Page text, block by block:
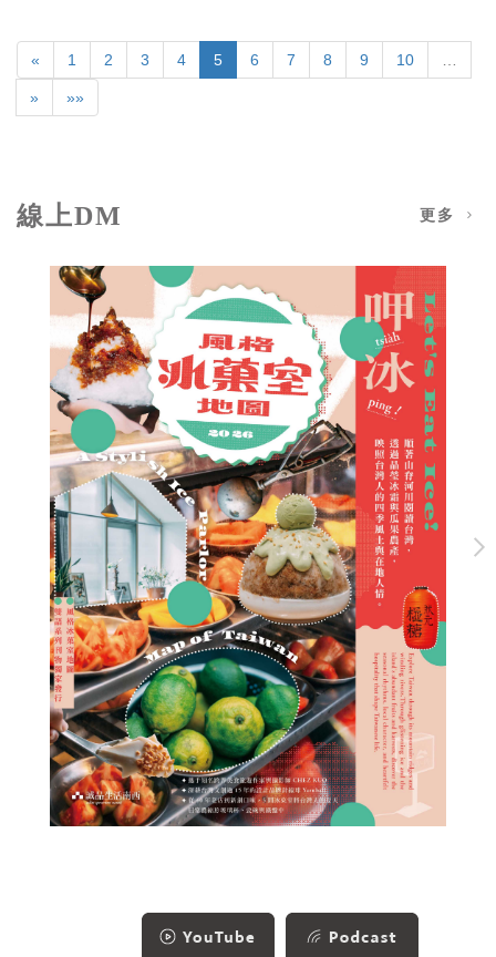
« 1 2 3 4 5 6 7 8 9 10
» »»
線上DM 更多